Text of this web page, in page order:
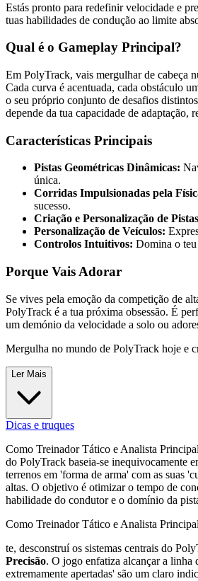
Estás pronto para redefinir velocidade e
tuas habilidades de condução ao limite
Qual é o Gameplay Principal?
Em PolyTrack, vais mergulhar de cabeça
Cada curva é acentuada, cada obstáculo
o seu próprio conjunto de desafios
depende da tua capacidade de adaptação,
Características Principais
Pistas Geométricas Dinâmicas:
única.
Corridas Impulsionadas pela
sucesso.
Criação e Personalização de
Personalização de Veículos:
Controlos Intuitivos: Domina o
Porque Vais Adorar
Se vives pela emoção da competição de
PolyTrack é a tua próxima obsessão. É
um demónio da velocidade a solo ou
Mergulha no mundo de PolyTrack hoje e
Ler Mais
Dicas e truques
Como Treinador Tático e Analista
do PolyTrack baseia-se inequivocamente
terrenos em 'forma de arma' com as suas
altas. O objetivo é otimizar o tempo de
habilidade do condutor e o domínio da
Como Treinador Tático e Analista
te, desconstruí os sistemas centrais do
Precisão. O jogo enfatiza alcançar a linha
extremamente apertadas' são um claro